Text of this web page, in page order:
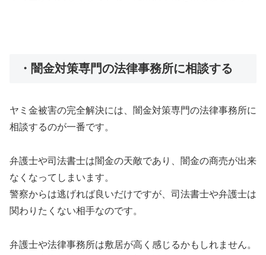
・闇金対策専門の法律事務所に相談する
ヤミ金被害の完全解決には、闇金対策専門の法律事務所に
相談するのが一番です。
弁護士や司法書士は闇金の天敵であり、闇金の商売が出来
なくなってしまいます。
警察からは逃げれば良いだけですが、司法書士や弁護士は
関わりたくない相手なのです。
弁護士や法律事務所は敷居が高く感じるかもしれません。